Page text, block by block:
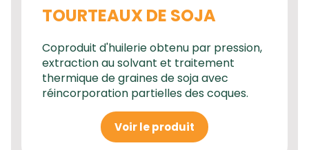
TOURTEAUX DE SOJA
Coproduit d'huilerie obtenu par pression,
extraction au solvant et traitement
thermique de graines de soja avec
réincorporation partielles des coques.
Voir le produit